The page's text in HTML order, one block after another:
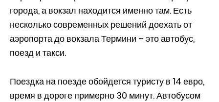
города, а вокзал находится именно там. Есть
несколько современных решений доехать от
аэропорта до вокзала Термини – это автобус,
поезд и такси.
Поездка на поезде обойдется туристу в 14 евро,
время в дороге примерно 30 минут. Автобусом